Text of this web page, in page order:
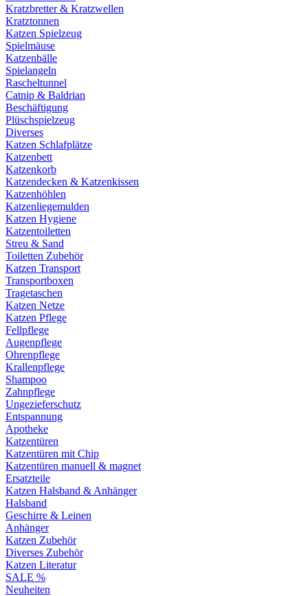
Kratzbretter & Kratzwellen
Kratztonnen
Katzen Spielzeug
Spielmäuse
Katzenbälle
Spielangeln
Rascheltunnel
Catnip & Baldrian
Beschäftigung
Plüschspielzeug
Diverses
Katzen Schlafplätze
Katzenbett
Katzenkorb
Katzendecken & Katzenkissen
Katzenhöhlen
Katzenliegemulden
Katzen Hygiene
Katzentoiletten
Streu & Sand
Toiletten Zubehör
Katzen Transport
Transportboxen
Tragetaschen
Katzen Netze
Katzen Pflege
Fellpflege
Augenpflege
Ohrenpflege
Krallenpflege
Shampoo
Zahnpflege
Ungezieferschutz
Entspannung
Apotheke
Katzentüren
Katzentüren mit Chip
Katzentüren manuell & magnet
Ersatzteile
Katzen Halsband & Anhänger
Halsband
Geschirre & Leinen
Anhänger
Katzen Zubehör
Diverses Zubehör
Katzen Literatur
SALE %
Neuheiten